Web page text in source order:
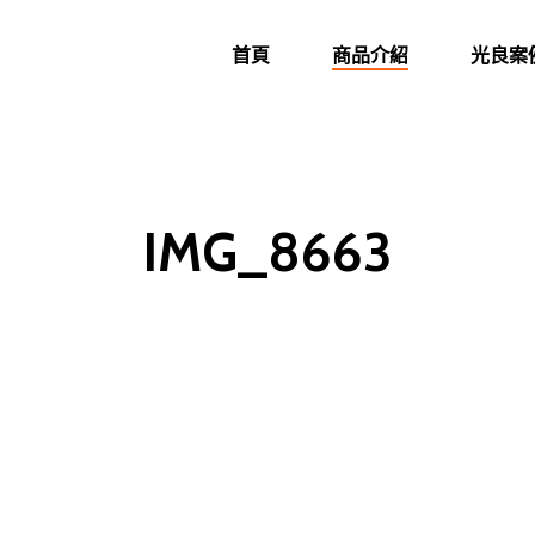
首頁 商品介紹 光良案
IMG_8663